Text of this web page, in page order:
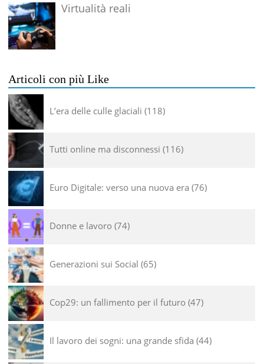
Virtualità reali
Articoli con più Like
L’era delle culle glaciali 118
Tutti online ma disconnessi 116
Euro Digitale: verso una nuova era 76
Donne e lavoro 74
Generazioni sui Social 65
Cop29: un fallimento per il futuro 47
Il lavoro dei sogni: una grande sfida 44